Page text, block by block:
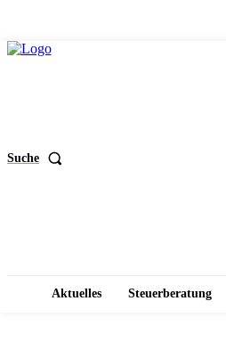
Suche
Aktuelles Steuerberatung